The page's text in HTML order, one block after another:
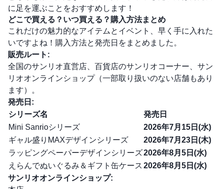
に足を運ぶことをおすすめします！
どこで買える？いつ買える？購入方法まとめ
これだけの魅力的なアイテムとイベント、早く手に入れた
いですよね！購入方法と発売日をまとめました。
販売ルート:
全国のサンリオ直営店、百貨店のサンリオコーナー、サン
リオオンラインショップ（一部取り扱いのない店舗もあり
ます）。
発売日:
シリーズ名
発売日
Mini Sanrioシリーズ
2026年7月15日(水)
ギャル盛りMAXデザインシリーズ
2026年7月23日(木)
ラッピングペーパーデザインシリーズ2026年8月5日(水)
えらんでぬいぐるみ＆ギフト缶ケース 2026年8月5日(水)
サンリオオンラインショップ: